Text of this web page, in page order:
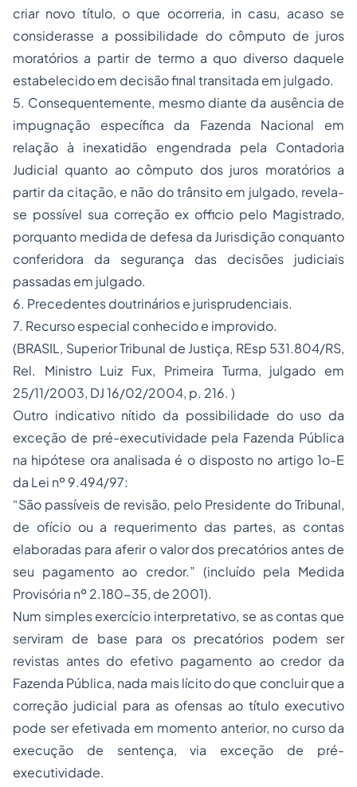
criar novo título, o que ocorreria, in casu, acaso se
considerasse a possibilidade do cômputo de juros
moratórios a partir de termo a quo diverso daquele
estabelecido em decisão final transitada em julgado.
5. Consequentemente, mesmo diante da ausência de
impugnação específica da Fazenda Nacional em
relação à inexatidão engendrada pela Contadoria
Judicial quanto ao cômputo dos juros moratórios a
partir da citação, e não do trânsito em julgado, revela-
se possível sua correção ex officio pelo Magistrado,
porquanto medida de defesa da Jurisdição conquanto
conferidora da segurança das decisões judiciais
passadas em julgado.
6. Precedentes doutrinários e jurisprudenciais.
7. Recurso especial conhecido e improvido.
(BRASIL, Superior Tribunal de Justiça, REsp 531.804/RS,
Rel. Ministro Luiz Fux, Primeira Turma, julgado em
25/11/2003, DJ 16/02/2004, p. 216. )
Outro indicativo nítido da possibilidade do uso da
exceção de pré-executividade pela Fazenda Pública
na hipótese ora analisada é o disposto no artigo 1o-E
da Lei nº 9.494/97:
“São passíveis de revisão, pelo Presidente do Tribunal,
de ofício ou a requerimento das partes, as contas
elaboradas para aferir o valor dos precatórios antes de
seu pagamento ao credor.” (incluído pela Medida
Provisória nº 2.180-35, de 2001).
Num simples exercício interpretativo, se as contas que
serviram de base para os precatórios podem ser
revistas antes do efetivo pagamento ao credor da
Fazenda Pública, nada mais lícito do que concluir que a
correção judicial para as ofensas ao título executivo
pode ser efetivada em momento anterior, no curso da
execução de sentença, via exceção de pré-
executividade.